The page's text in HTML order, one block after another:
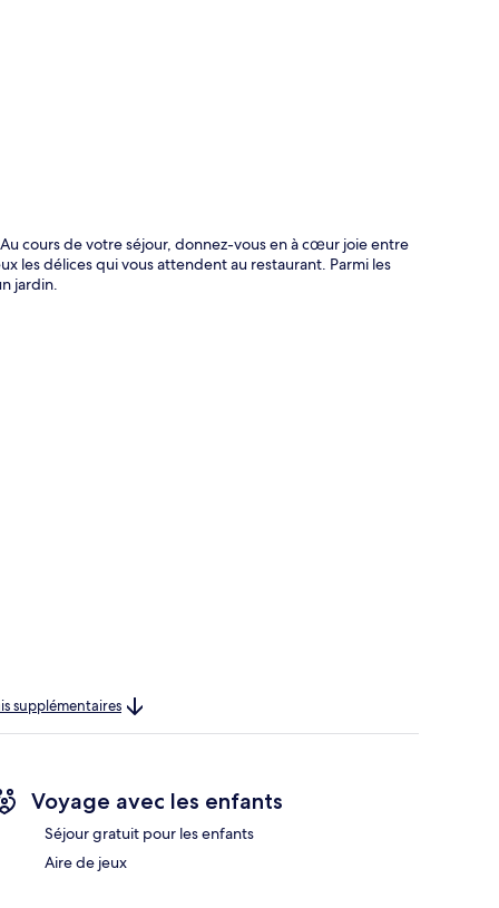
cours de votre séjour, donnez-vous en à cœur joie entre
les délices qui vous attendent au restaurant. Parmi les
jardin.
supplémentaires
Voyage avec les enfants
Séjour gratuit pour les enfants
Aire de jeux